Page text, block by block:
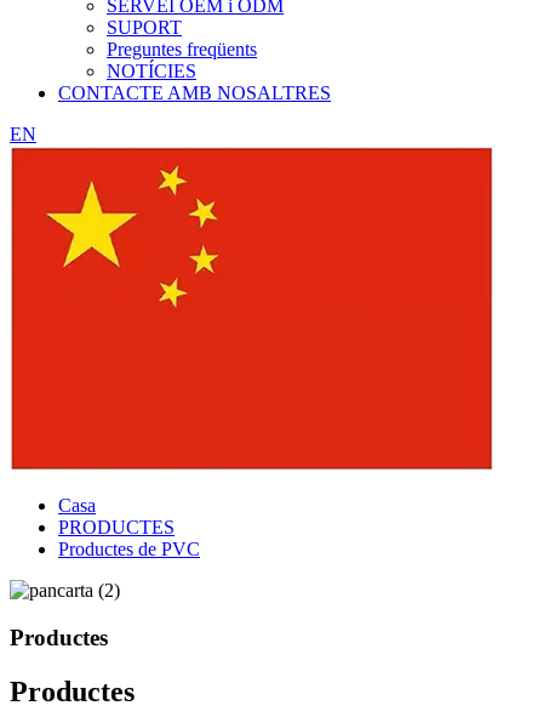
SERVEI OEM i ODM
SUPORT
Preguntes freqüents
NOTÍCIES
CONTACTE AMB NOSALTRES
EN
Casa
PRODUCTES
Productes de PVC
Productes
Productes